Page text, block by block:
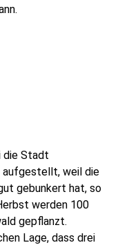
die Stadt
aufgestellt, weil die
gebunkert hat, so
werden 100
gepflanzt.
Lage, dass drei